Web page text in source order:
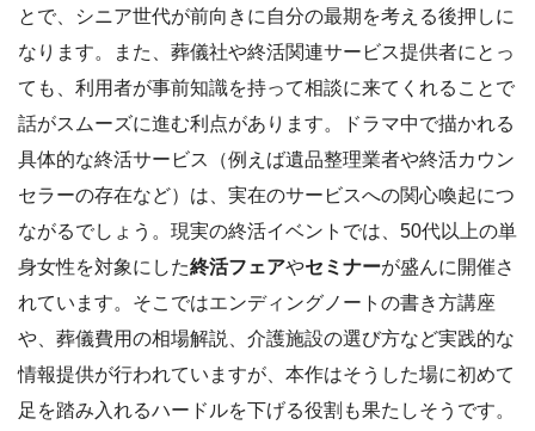
とで、シニア世代が前向きに自分の最期を考える後押しに
なります。また、葬儀社や終活関連サービス提供者にとっ
ても、利用者が事前知識を持って相談に来てくれることで
話がスムーズに進む利点があります。ドラマ中で描かれる
具体的な終活サービス（例えば遺品整理業者や終活カウン
セラーの存在など）は、実在のサービスへの関心喚起につ
ながるでしょう。現実の終活イベントでは、50代以上の単
身女性を対象にした終活フェアやセミナーが盛んに開催さ
れています。そこではエンディングノートの書き方講座
や、葬儀費用の相場解説、介護施設の選び方など実践的な
情報提供が行われていますが、本作はそうした場に初めて
足を踏み入れるハードルを下げる役割も果たしそうです。